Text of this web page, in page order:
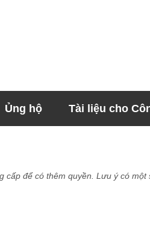
Ủng hộ Tài liệu cho
để có thêm quyền. Lưu ý có một